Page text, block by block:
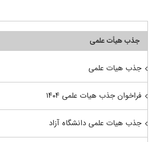
جذب هیأت علمی
جذب هیات علمی
فراخوان جذب هیات علمی ۱۴۰۴
جذب هیات علمی دانشگاه آزاد